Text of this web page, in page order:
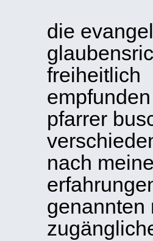
die
freiheitlich
pfarrer
nach
genannten